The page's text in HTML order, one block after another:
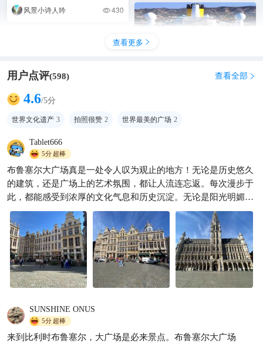
风景小诗人吟 430
轮之旅伦敦塔桥、布鲁塞尔大
广 狂欢旅行者 231
查看更多 
用户点评(598) 查看全部 
4.6/5分
世界文化遗产 3 拍照很赞 2 世界最美的广场 2
Tablet666
5分超棒
布鲁塞尔大广场真是一处令人叹为观止的地方！无论是历史悠久
的建筑，还是广场上的艺术氛围，都让人流连忘返。每次漫步于
此，都能感受到浓厚的文化气息和历史沉淀。无论是阳光明媚的
白天还是灯火阑珊的夜晚，布鲁塞尔大广场都有着不同的魅力，
绝对值得一游。
SUNSHINE ONUS
5分超棒
来到比利时布鲁塞尔，大广场是必来景点。布鲁塞尔大广场